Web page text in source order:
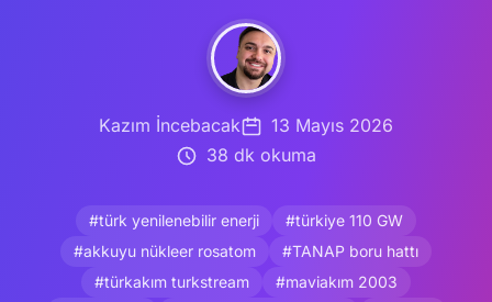
Kazım İncebacak
13 Mayıs 2026
38 dk okuma
#türk yenilenebilir enerji
#türkiye 110 GW
#akkuyu nükleer rosatom
#TANAP boru hattı
#türkakım turkstream
#maviakım 2003